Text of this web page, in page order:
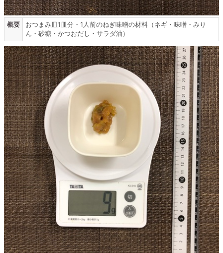
概要
おつまみ皿1皿分・1人前のねぎ味噌の材料（ネギ・味噌・みり
ん・砂糖・かつおだし・サラダ油）